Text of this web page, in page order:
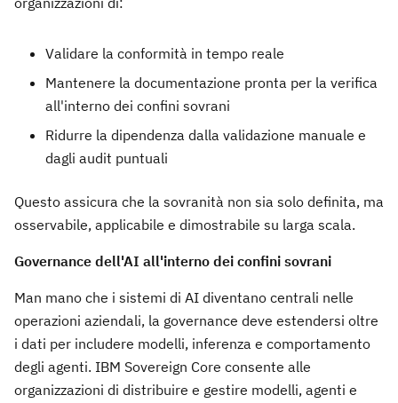
Validare la conformità in tempo reale
Mantenere la documentazione pronta per la verifica
all'interno dei confini sovrani
Ridurre la dipendenza dalla validazione manuale e
dagli audit puntuali
Questo assicura che la sovranità non sia solo definita, ma
osservabile, applicabile e dimostrabile su larga scala.
Governance dell'AI all'interno dei confini sovrani
Man mano che i sistemi di AI diventano centrali nelle
operazioni aziendali, la governance deve estendersi oltre
i dati per includere modelli, inferenza e comportamento
degli agenti. IBM Sovereign Core consente alle
organizzazioni di distribuire e gestire modelli, agenti e